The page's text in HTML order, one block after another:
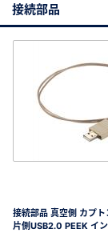
接続部品
接続部品 真空側 カプト
片側USB2.0 PEEK イ